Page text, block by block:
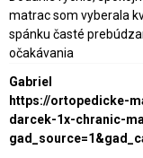
matrac som vyberala
spánku časté
očakávania
Gabriel
https://ortopedicke-
darcek-1x-chranic-